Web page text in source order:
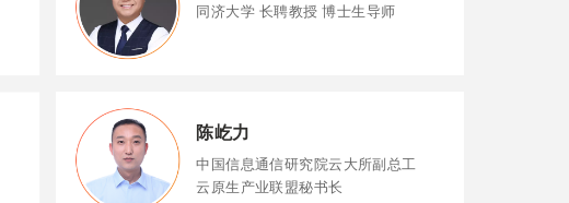
同济大学 长聘教授 博士生导师
陈屹力
中国信息通信研究院云大所副总工
云原生产业联盟秘书长